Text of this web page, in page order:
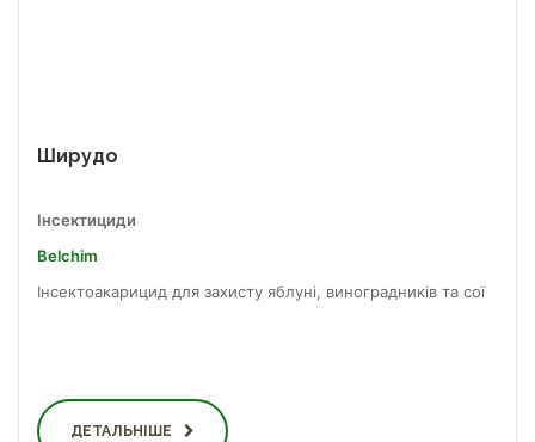
Ширудо
Інсектициди
Belchim
Інсектоакарицид для захисту яблуні, виноградників та сої
ДЕТАЛЬНІШЕ